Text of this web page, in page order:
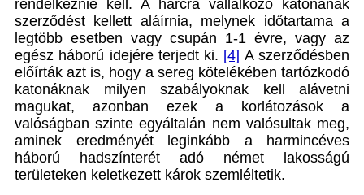
rendelkeznie kell. A harcra vállalkozó katonának
szerződést kellett aláírnia, melynek időtartama a
legtöbb esetben vagy csupán 1-1 évre, vagy az
egész háború idejére terjedt ki. [4] A szerződésben
előírták azt is, hogy a sereg kötelékében tartózkodó
katonáknak milyen szabályoknak kell alávetni
magukat, azonban ezek a korlátozások a
valóságban szinte egyáltalán nem valósultak meg,
aminek eredményét leginkább a harmincéves
háború hadszínterét adó német lakosságú
területeken keletkezett károk szemléltetik.